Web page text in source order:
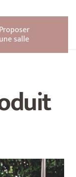
Proposer
une salle